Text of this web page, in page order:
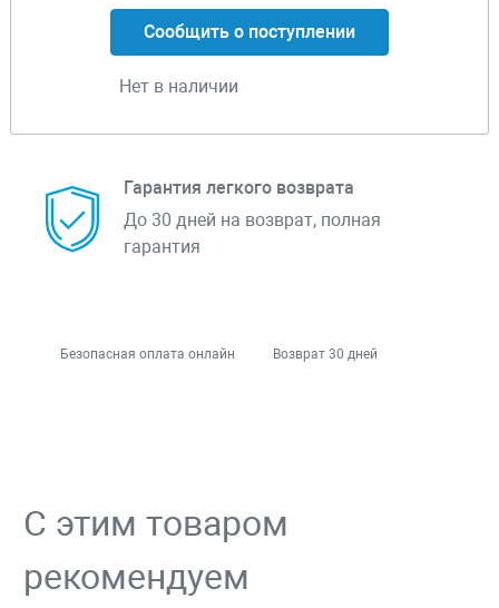
Сообщить о поступлении
Нет в наличии
Гарантия легкого возврата
До 30 дней на возврат, полная
гарантия
Безопасная оплата онлайн Возврат 30 дней
С этим товаром
рекомендуем